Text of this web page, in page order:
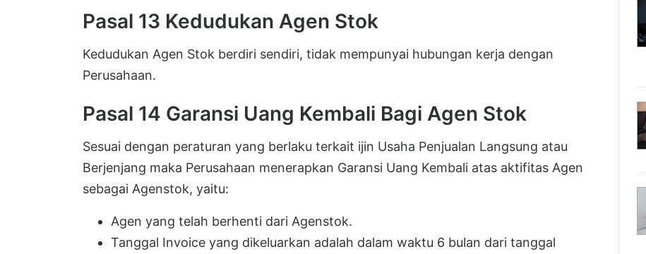
Pasal 13 Kedudukan Agen Stok
Kedudukan Agen Stok berdiri sendiri, tidak mempunyai hubungan kerja dengan
Perusahaan.
Pasal 14 Garansi Uang Kembali Bagi Agen Stok
Sesuai dengan peraturan yang berlaku terkait ijin Usaha Penjualan Langsung atau
Berjenjang maka Perusahaan menerapkan Garansi Uang Kembali atas aktifitas Agen
sebagai Agenstok, yaitu:
Agen yang telah berhenti dari Agenstok.
Tanggal Invoice yang dikeluarkan adalah dalam waktu 6 bulan dari tanggal